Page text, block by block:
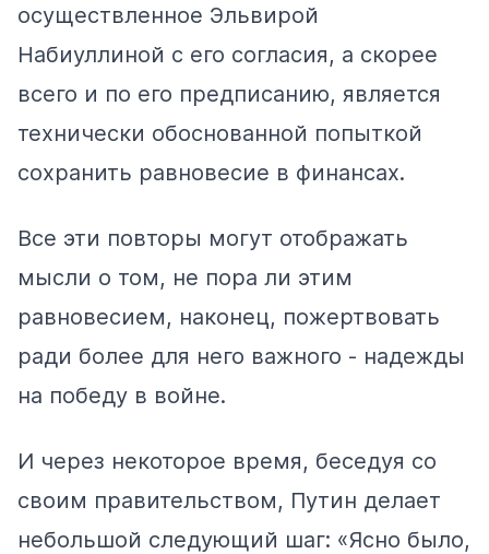
осуществленное Эльвирой
Набиуллиной с его согласия, а скорее
всего и по его предписанию, является
технически обоснованной попыткой
сохранить равновесие в финансах.
Все эти повторы могут отображать
мысли о том, не пора ли этим
равновесием, наконец, пожертвовать
ради более для него важного - надежды
на победу в войне.
И через некоторое время, беседуя со
своим правительством, Путин делает
небольшой следующий шаг: «Ясно было,